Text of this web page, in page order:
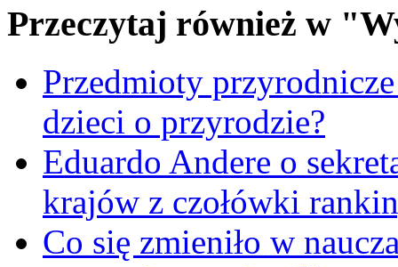
Przeczytaj również w
Przedmioty
dzieci o przyrodzie?
Eduardo Andere o
krajów z czołówki
Co się zmieniło w